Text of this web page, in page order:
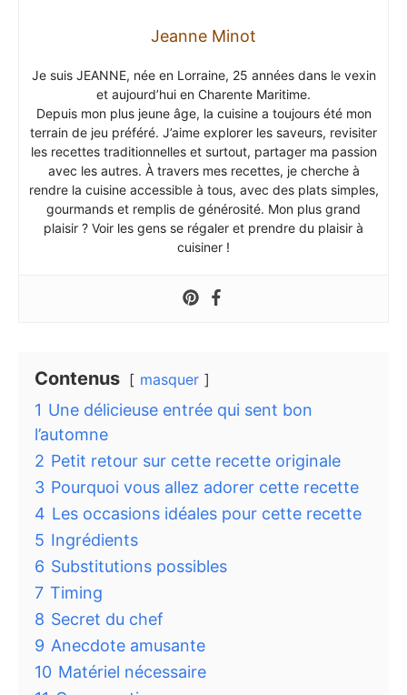
Jeanne Minot
Je suis JEANNE, née en Lorraine, 25 années dans le vexin
et aujourd’hui en Charente Maritime.
Depuis mon plus jeune âge, la cuisine a toujours été mon
terrain de jeu préféré. J’aime explorer les saveurs, revisiter
les recettes traditionnelles et surtout, partager ma passion
avec les autres. À travers mes recettes, je cherche à
rendre la cuisine accessible à tous, avec des plats simples,
gourmands et remplis de générosité. Mon plus grand
plaisir ? Voir les gens se régaler et prendre du plaisir à
cuisiner !
Contenus masquer
1 Une délicieuse entrée qui sent bon
l’automne
2 Petit retour sur cette recette originale
3 Pourquoi vous allez adorer cette recette
4 Les occasions idéales pour cette recette
5 Ingrédients
6 Substitutions possibles
7 Timing
8 Secret du chef
9 Anecdote amusante
10 Matériel nécessaire